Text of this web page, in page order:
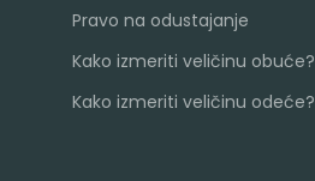
Pravo na odustajanje
Kako izmeriti veličinu obuće?
Kako izmeriti veličinu odeće?